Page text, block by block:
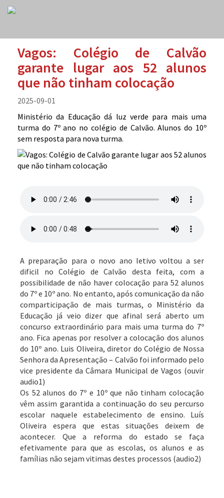
Vagos: Colégio de Calvão
garante lugar aos 52 alunos
que não tinham colocação
2025-09-01
Ministério da Educação dá luz verde para mais uma
turma do 7º ano no colégio de Calvão. Alunos do 10º
sem resposta para nova turma.
A preparação para o novo ano letivo voltou a ser
dificil no Colégio de Calvão desta feita, com a
possibilidade de não haver colocação para 52 alunos
do 7º e 10º ano. No entanto, após comunicação da não
comparticipação de mais turmas, o Ministério da
Educação já veio dizer que afinal será aberto um
concurso extraordinário para mais uma turma do 7º
ano. Fica apenas por resolver a colocação dos alunos
do 10º ano. Luis Oliveira, diretor do Colégio de Nossa
Senhora da Apresentação – Calvão foi informado pelo
vice presidente da Câmara Municipal de Vagos (ouvir
audio1)
Os 52 alunos do 7º e 10º que não tinham colocação
vêm assim garantida a continuação do seu percurso
escolar naquele estabelecimento de ensino. Luís
Oliveira espera que estas situações deixem de
acontecer. Que a reforma do estado se faça
efetivamente para que as escolas, os alunos e as
famílias não sejam vitimas destes processos (audio2)